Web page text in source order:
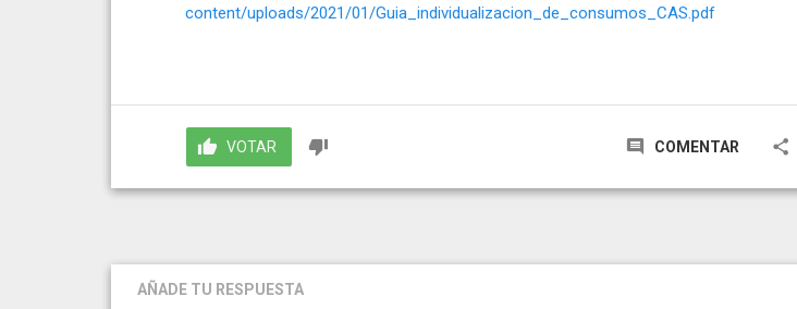
content/uploads/2021/01/Guia_individualizacion_de_consumos_CAS.pdf
VOTAR COMENTAR
AÑADE TU RESPUESTA